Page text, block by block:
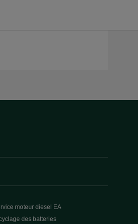
moteur diesel EA
des batteries